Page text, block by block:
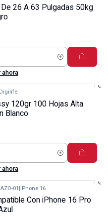
26 A 63 Pulgadas 50kg
ahora
Digilife
120gr 100 Hojas Alta
Blanco
ahora
01 |iPhone 16
Con iPhone 16 Pro